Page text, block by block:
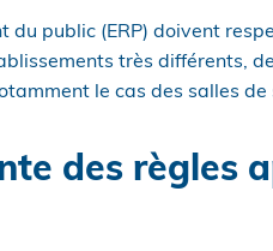
du public (ERP) doivent
très différents,
le cas des salles
des règles